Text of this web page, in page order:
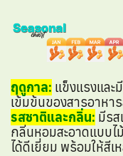
ฤดูกาล: แข็งแรงและ
เข้มข้นของสารอาหา
รสชาติและกลิ่น: มีรส
กลิ่นหอมสะอาดแบบไ
ได้ดีเยี่ยม พร้อมให้สี